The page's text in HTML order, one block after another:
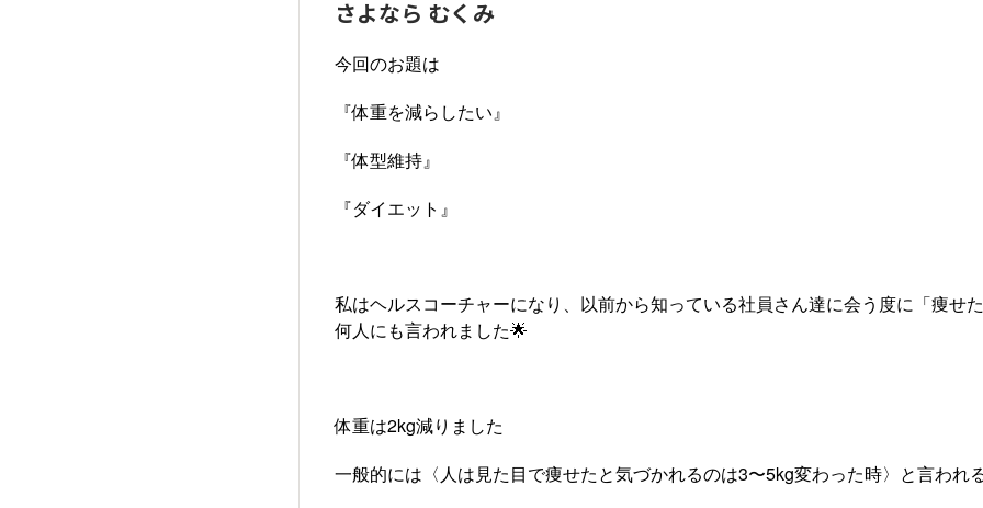
さよなら むくみ
今回のお題は
『体重を減らしたい』
『体型維持』
『ダイエット』
私はヘルスコーチャーになり、以前から知っている社員さん達に会う度に「痩せ
何人にも言われました🌟
体重は2kg減りました
一般的には〈人は見た目で痩せたと気づかれるのは3〜5kg変わった時〉と言われ